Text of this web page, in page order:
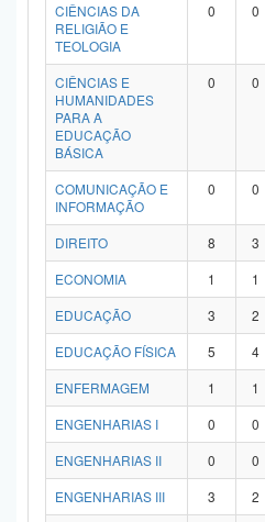
CIÊNCIAS DA
RELIGIÃO E
TEOLOGIA
0 0
CIÊNCIAS E
HUMANIDADES
PARA A
EDUCAÇÃO
BÁSICA
0 0
COMUNICAÇÃO E
INFORMAÇÃO
0 0
DIREITO 8 3
ECONOMIA
1 1
EDUCAÇÃO
3 2
EDUCAÇÃO FÍSICA
5 4
ENFERMAGEM
1 1
ENGENHARIAS I
0 0
ENGENHARIAS II
0 0
ENGENHARIAS III
3 2